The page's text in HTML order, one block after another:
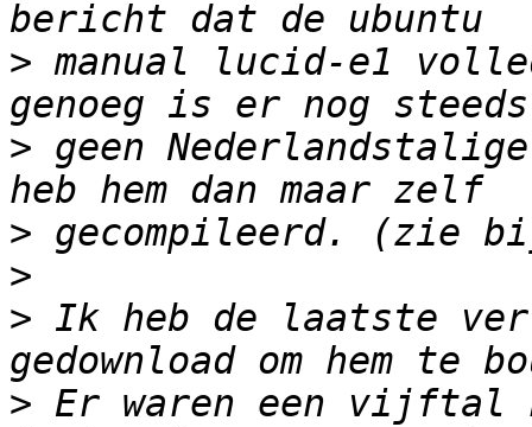
> manual lucid-e1
> geen
>
>
> Ik heb de laatste
> Er waren een